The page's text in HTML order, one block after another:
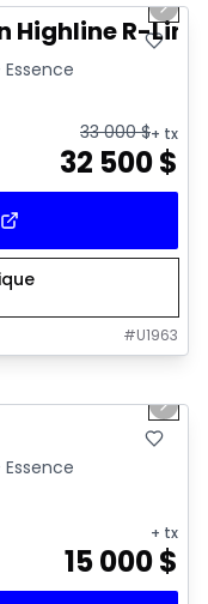
Next
R-Line
33 000$+ tx
32 500$
#U1963
Next
+ tx
15 000$